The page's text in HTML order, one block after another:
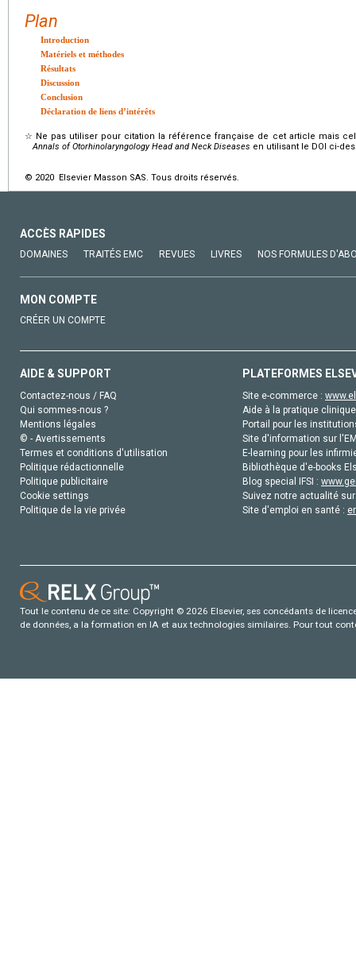
Plan
Introduction
Matériels et méthodes
Résultats
Discussion
Conclusion
Déclaration de liens d’intérêts
☆ Ne pas utiliser pour citation la référence française de cet article mais
Annals of Otorhinolaryngology Head and Neck Diseases en utilisant le DOI ci-
© 2020 Elsevier Masson SAS. Tous droits réservés.
ACCÈS RAPIDES
DOMAINES TRAITÉS EMC REVUES LIVRES NOS FORMULES
MON COMPTE
CRÉER UN COMPTE
AIDE & SUPPORT
Contactez-nous / FAQ
Qui sommes-nous ?
Mentions légales
© - Avertissements
Termes et conditions d'utilisation
Politique rédactionnelle
Politique publicitaire
Cookie settings
Politique de la vie privée
PLATEFORMES
Site e-commerce :
Aide à la pratique
Portail pour les
Site d'information sur
E-learning pour les
Bibliothèque d'e-books
Blog special IFSI :
Suivez notre actualité
Site d'emploi en santé :
Tout le contenu de ce site: Copyright © 2026 Elsevier, ses concédants de
de données, a la formation en IA et aux technologies similaires. Pour tout